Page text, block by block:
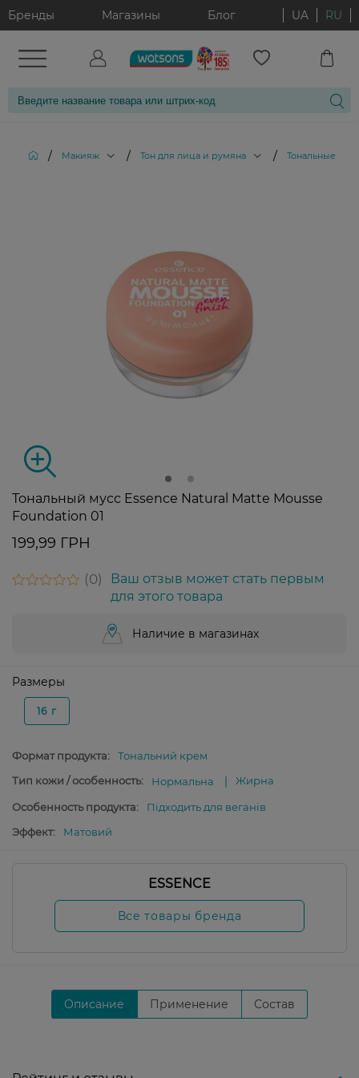
Бренды Магазины Блог UA RU
/ Макияж / Тон для лица и румяна / Тональные
Тональный мусс Essence Natural Matte Mousse
Foundation 01
199,99 ГРН
0
Ваш отзыв может стать первым
для этого товара
Наличие в магазинах
Размеры
16 г
Формат продукта:
Тональний крем
Тип кожи / особенность:
Нормальна Жирна
Особенность продукта:
Підходить для веганів
Эффект:
Матовий
ESSENCE
Все товары бренда
Описание Применение Состав